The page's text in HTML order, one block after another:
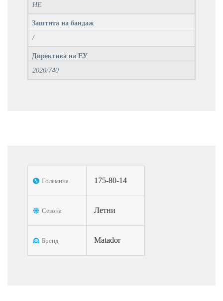
НЕ
Заштита на бандаж
/
Директива на ЕУ
2020/740
Големина 175-80-14
Сезона Летни
Бренд Matador